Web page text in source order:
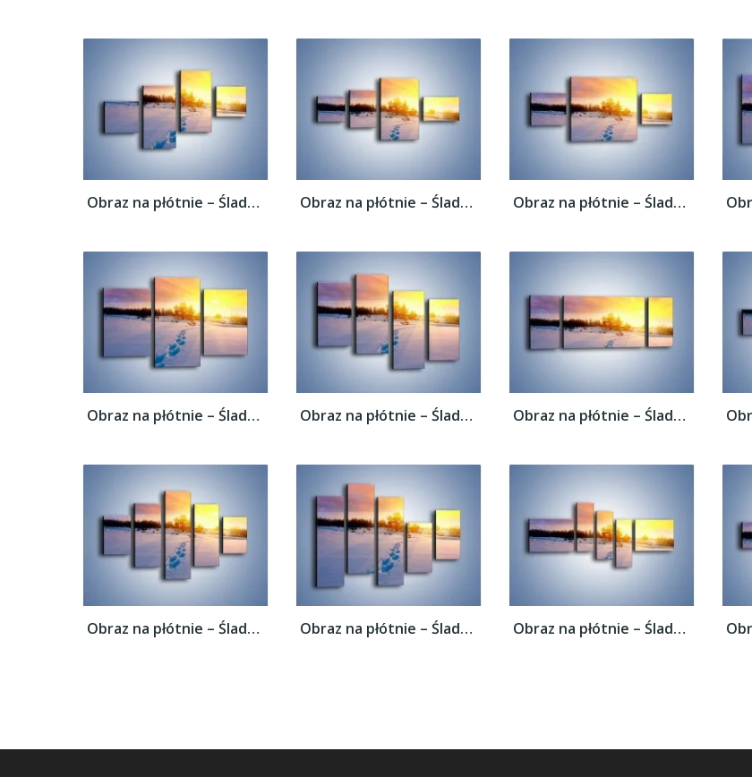
Obraz na płótnie – Ślady na śnieżnym puchu... Obraz na płótnie – Ślady na śnieżnym puchu... Obraz na płótnie – Ślady na śnieżnym puchu...
Obraz na płótnie – Ślady na śnieżnym puchu... Obraz na płótnie – Ślady na śnieżnym puchu... Obraz na płótnie – Ślady na śnieżnym puchu...
Obraz na płótnie – Ślady na śnieżnym puchu... Obraz na płótnie – Ślady na śnieżnym puchu... Obraz na płótnie – Ślady na śnieżnym puchu...